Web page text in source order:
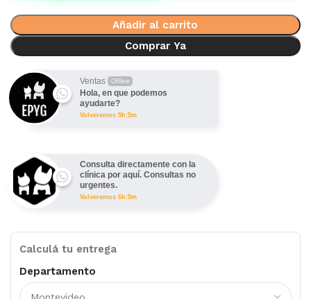
Añadir al carrito
Comprar Ya
Ventas Offline
Hola, en que podemos
ayudarte?
Volveremos 5h:5m
Consulta directamente con la
clínica por aquí. Consultas no
urgentes.
Volveremos 6h:5m
Calculá tu entrega
Departamento